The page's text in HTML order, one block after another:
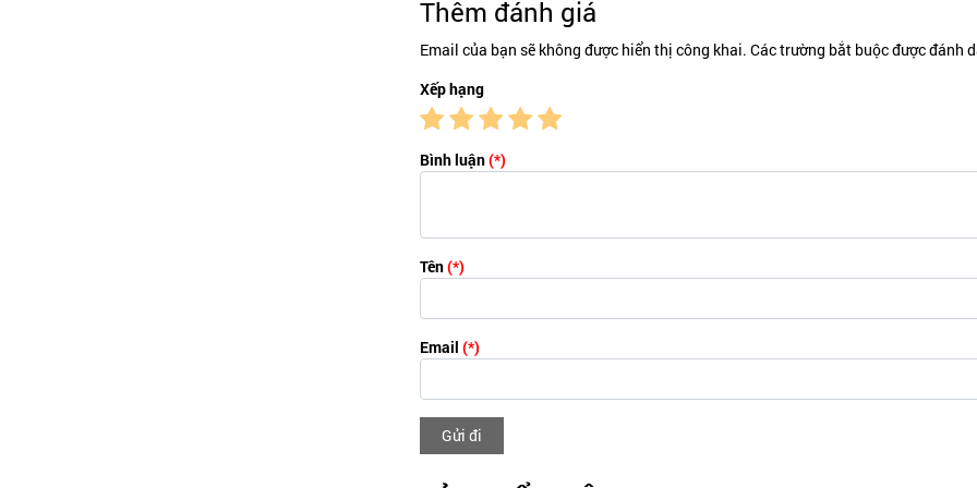
Thêm đánh giá
Email của bạn sẽ không được hiển thị công khai. Các trường bắt buộc được đánh
Xếp hạng
Bình luận(*)
Tên(*)
Email (*)
Gửi đi